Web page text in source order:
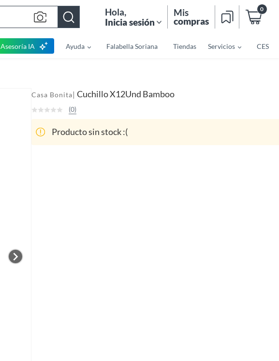
Hola,
Inicia sesión
Mis
compras
0
Asesoría IA Ayuda Falabella Soriana Tiendas Servicios CES
Casa Bonita| Cuchillo X12Und Bamboo
(0)
Producto sin stock :(